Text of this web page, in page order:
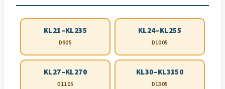
KL21–KL235
D905
KL24–KL255
D1005
KL27–KL270
D1105
KL30–KL3150
D1305